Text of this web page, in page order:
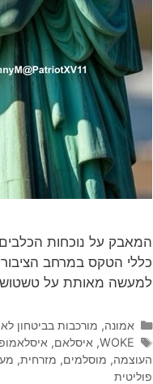
המאבק על נוכחות
כללי הטקס במרחב
למעשה מאותת על טשטוש
קטגוריות
אמונה, מורכבות בביטחון
תגיות
WOKE
, איסלאם,
העוצמה, מוסלמים, מזרחית,
פוליטית